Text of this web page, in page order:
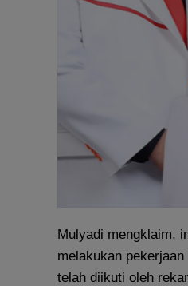
Mulyadi mengklaim,
melakukan
telah diikuti oleh